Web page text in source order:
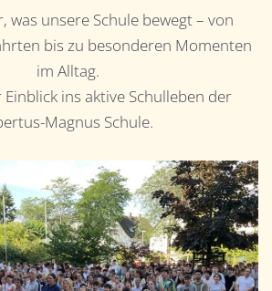
was unsere Schule bewegt – von
bis zu besonderen Momenten
im Alltag.
ins aktive Schulleben der
Magnus Schule.